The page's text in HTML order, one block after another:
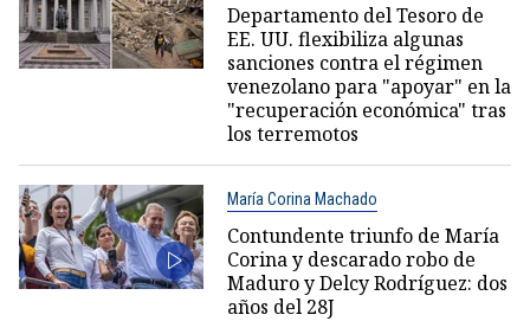
Departamento del Tesoro de
EE. UU. flexibiliza algunas
sanciones contra el régimen
venezolano para "apoyar" en la
"recuperación económica" tras
los terremotos
María Corina Machado
Contundente triunfo de María
Corina y descarado robo de
Maduro y Delcy Rodríguez: dos
años del 28J